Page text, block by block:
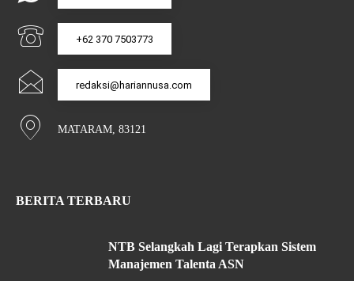
+62 370 7503773
redaksi@hariannusa.com
MATARAM, 83121
BERITA TERBARU
NTB Selangkah Lagi Terapkan Sistem
Manajemen Talenta ASN